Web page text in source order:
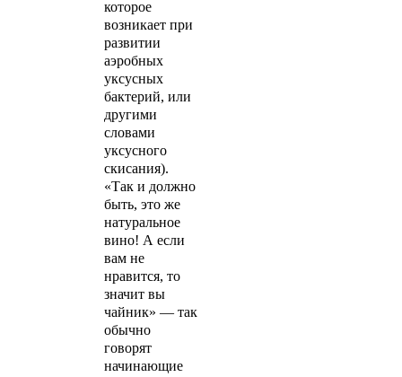
которое
возникает при
развитии
аэробных
уксусных
бактерий, или
другими
словами
уксусного
скисания).
«Так и должно
быть, это же
натуральное
вино! А если
вам не
нравится, то
значит вы
чайник» — так
обычно
говорят
начинающие